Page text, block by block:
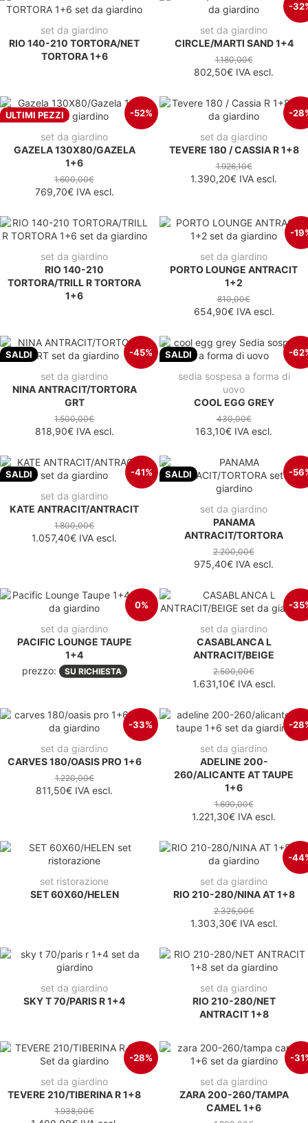
set da giardino
RIO 140-210 TORTORA/NET
TORTORA 1+6
-
set da giardino
CIRCLE/MARTI SAND 1+4
1.180,00€
802,50€ IVA escl.
ULTIMI PEZZI -52%
set da giardino
GAZELA 130X80/GAZELA
1+6
1.600,00€
769,70€IVA escl.
-
set da giardino
TEVERE 180 / CASSIA R 1+8
1.926,10€
1.390,20€ IVA escl.
set da giardino
RIO 140-210
TORTORA/TRILL R TORTORA
1+6
-
set da giardino
PORTO LOUNGE ANTRACIT
1+2
810,00€
654,90€IVA escl.
SALDI -45%
set da giardino
NINA ANTRACIT/TORTORA
GRT
1.500,00€
818,90€IVA escl.
SALDI -
sedia sospesa a forma di
uovo
COOL EGG GREY
430,00€
163,10€ IVA escl.
SALDI -41%
set da giardino
KATE ANTRACIT/ANTRACIT
1.800,00€
1.057,40€ IVA escl.
SALDI -
set da giardino
PANAMA
ANTRACIT/TORTORA
2.200,00€
975,40€ IVA escl.
0%
set da giardino
PACIFIC LOUNGE TAUPE
1+4
prezzo:
SU RICHIESTA
-
set da giardino
CASABLANCA L
ANTRACIT/BEIGE
2.500,00€
1.631,10€IVA escl.
-33%
set da giardino
CARVES 180/OASIS PRO 1+6
1.220,00€
811,50€ IVA escl.
-
set da giardino
ADELINE 200-
260/ALICANTE AT TAUPE
1+6
1.690,00€
1.221,30€ IVA escl.
set ristorazione
SET 60X60/HELEN
-
set da giardino
RIO 210-280/NINA AT 1+8
2.325,00€
1.303,30€IVA escl.
set da giardino
SKY T 70/PARIS R 1+4
set da giardino
RIO 210-280/NET
ANTRACIT 1+8
-28%
set da giardino
TEVERE 210/TIBERINA R 1+8
1.938,00€
-
set da giardino
ZARA 200-260/TAMPA
CAMEL 1+6